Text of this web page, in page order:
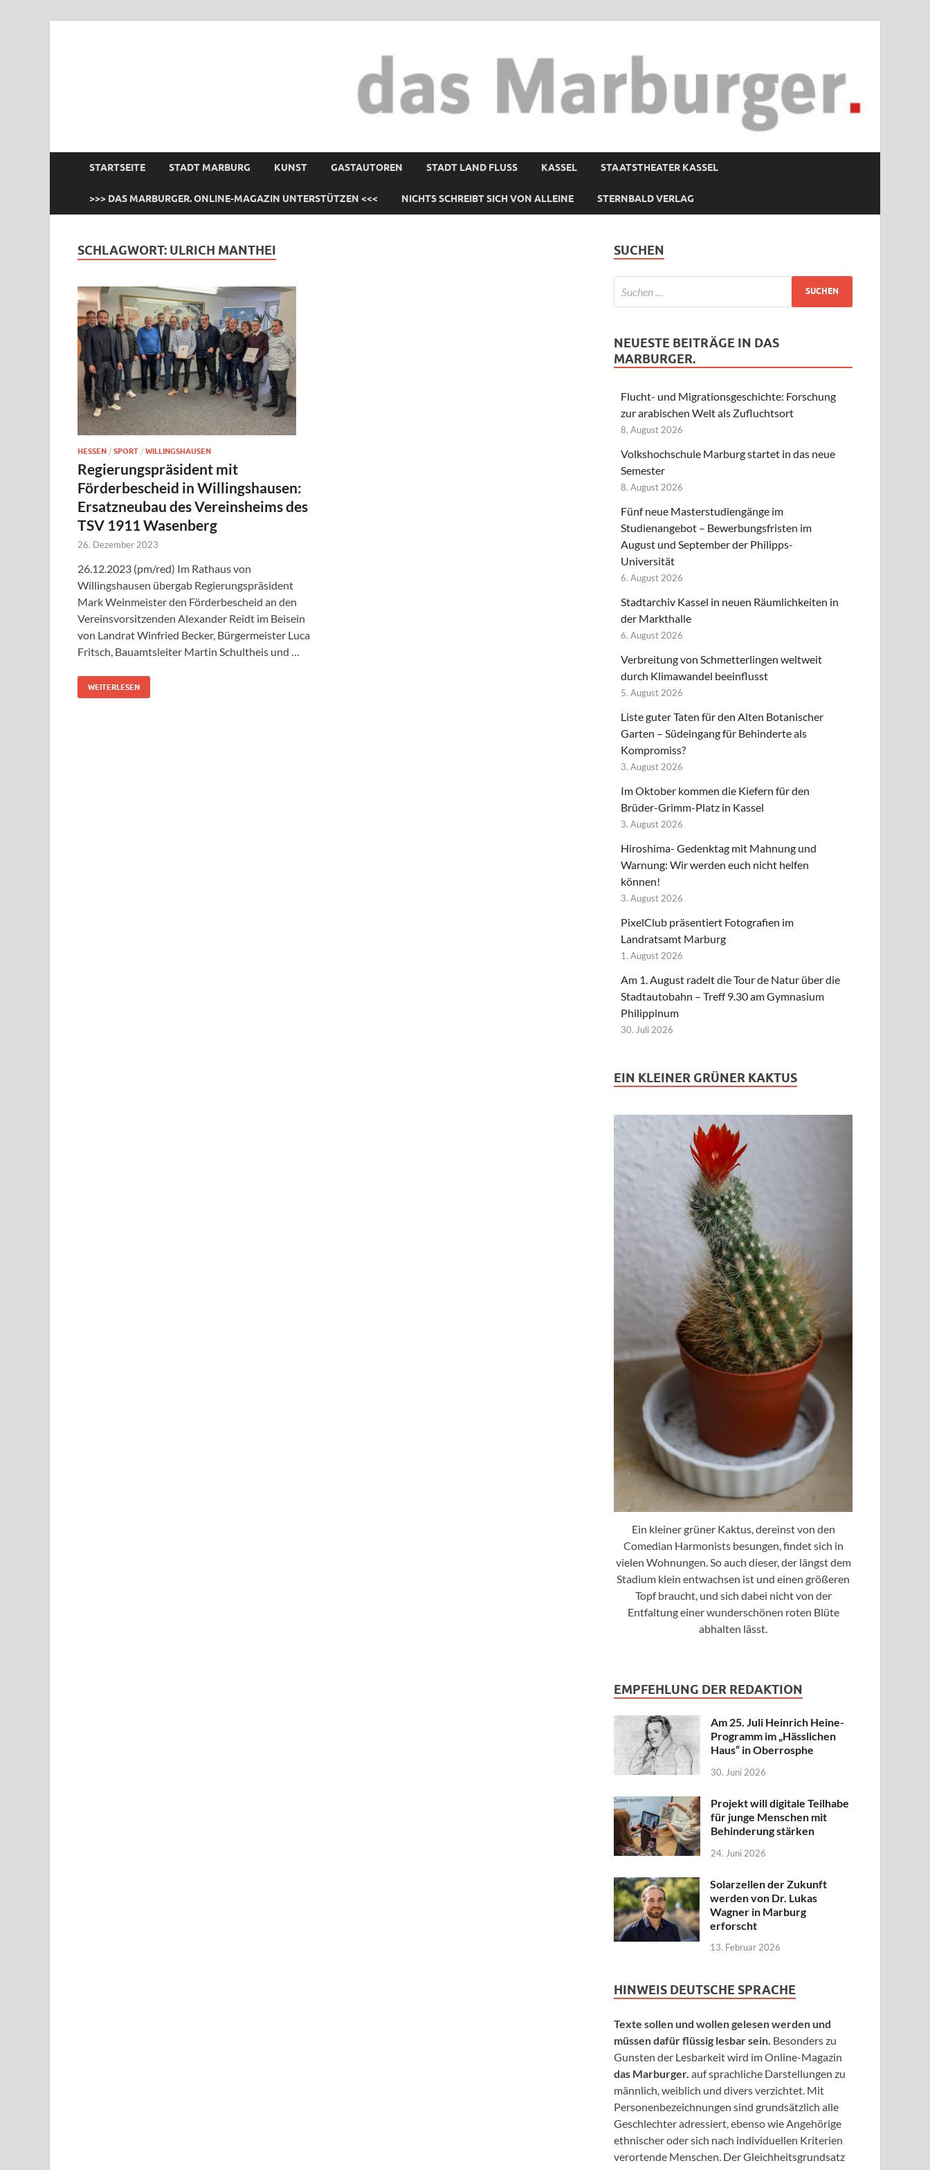
STARTSEITE STADT MARBURG KUNST GASTAUTOREN STADT LAND FLUSS KASSEL STAATSTHEATER KASSEL
>>> DAS MARBURGER. ONLINE-MAGAZIN UNTERSTÜTZEN <<< NICHTS SCHREIBT SICH VON ALLEINE STERNBALD VERLAG
SCHLAGWORT: ULRICH MANTHEI
HESSEN / SPORT / WILLINGSHAUSEN
Regierungspräsident mit
Förderbescheid in Willingshausen:
Ersatzneubau des Vereinsheims des
TSV 1911 Wasenberg
26. Dezember 2023
26.12.2023 (pm/red) Im Rathaus von
Willingshausen übergab Regierungspräsident
Mark Weinmeister den Förderbescheid an den
Vereinsvorsitzenden Alexander Reidt im Beisein
von Landrat Winfried Becker, Bürgermeister Luca
Fritsch, Bauamtsleiter Martin Schultheis und …
WEITERLESEN
SUCHEN
NEUESTE BEITRÄGE IN DAS
MARBURGER.
Flucht- und Migrationsgeschichte: Forschung
zur arabischen Welt als Zufluchtsort
8. August 2026
Volkshochschule Marburg startet in das neue
Semester
8. August 2026
Fünf neue Masterstudiengänge im
Studienangebot – Bewerbungsfristen im
August und September der Philipps-
Universität
6. August 2026
Stadtarchiv Kassel in neuen Räumlichkeiten in
der Markthalle
6. August 2026
Verbreitung von Schmetterlingen weltweit
durch Klimawandel beeinflusst
5. August 2026
Liste guter Taten für den Alten Botanischer
Garten – Südeingang für Behinderte als
Kompromiss?
3. August 2026
Im Oktober kommen die Kiefern für den
Brüder-Grimm-Platz in Kassel
3. August 2026
Hiroshima- Gedenktag mit Mahnung und
Warnung: Wir werden euch nicht helfen
können!
3. August 2026
PixelClub präsentiert Fotografien im
Landratsamt Marburg
1. August 2026
Am 1. August radelt die Tour de Natur über die
Stadtautobahn – Treff 9.30 am Gymnasium
Philippinum
30. Juli 2026
EIN KLEINER GRÜNER KAKTUS
Ein kleiner grüner Kaktus, dereinst von den
Comedian Harmonists besungen, findet sich in
vielen Wohnungen. So auch dieser, der längst dem
Stadium klein entwachsen ist und einen größeren
Topf braucht, und sich dabei nicht von der
Entfaltung einer wunderschönen roten Blüte
abhalten lässt.
EMPFEHLUNG DER REDAKTION
Am 25. Juli Heinrich Heine-
Programm im „Hässlichen
Haus“ in Oberrosphe
30. Juni 2026
Projekt will digitale Teilhabe
für junge Menschen mit
Behinderung stärken
24. Juni 2026
Solarzellen der Zukunft
werden von Dr. Lukas
Wagner in Marburg
erforscht
13. Februar 2026
HINWEIS DEUTSCHE SPRACHE
Texte sollen und wollen gelesen werden und
müssen dafür flüssig lesbar sein. Besonders zu
Gunsten der Lesbarkeit wird im Online-Magazin
das Marburger. auf sprachliche Darstellungen zu
männlich, weiblich und divers verzichtet. Mit
Personenbezeichnungen sind grundsätzlich alle
Geschlechter adressiert, ebenso wie Angehörige
ethnischer oder sich nach individuellen Kriterien
verortende Menschen. Der Gleichheitsgrundsatz